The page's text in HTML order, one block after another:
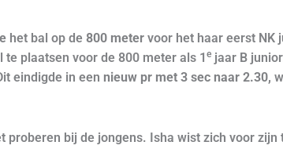
het bal op de 800 meter voor het haar eerst NK
te plaatsen voor de 800 meter als 1 ejaar B
eindigde in een nieuw pr met 3 sec naar 2.30,
proberen bij de jongens. Isha wist zich voor